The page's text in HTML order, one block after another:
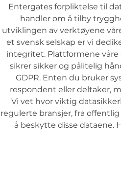
Entergates forpliktelse til
handler om å tilby
utviklingen av verktøyene
et svensk selskap er vi
integritet. Plattformene våre
sikrer sikker og pålitelig
GDPR. Enten du bruker
respondent eller deltaker,
Vi vet hvor viktig
regulerte bransjer, fra
å beskytte disse dataene.